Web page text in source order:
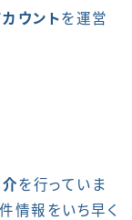
ウントを運営
を行っていま
情報をいち早く